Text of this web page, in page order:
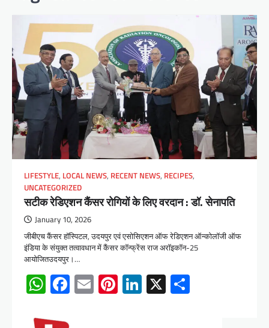
LIFESTYLE, LOCAL NEWS, RECENT NEWS, RECIPES,
UNCATEGORIZED
सटीक रेडिएशन कैंसर रोगियों के लिए वरदान : डॉ. सेनापति
January 10, 2026
जीबीएच कैंसर हॉस्पिटल, उदयपुर एवं एसोसिएशन ऑफ रेडिएशन ऑन्कोलॉजी ऑफ
इंडिया के संयुक्त तत्वावधान में कैंसर कॉन्फ्रेंस राज अरॉइकॉन-25
आयोजितउदयपुर।…
WhatsApp
Facebook
EmailPinterest
LinkedIn
X